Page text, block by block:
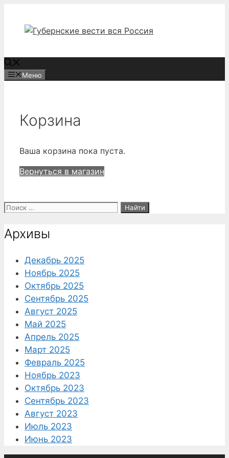
содержимому
Меню
Корзина
Ваша корзина пока пуста.
Вернуться в магазин
Поиск:
Архивы
Декабрь 2025
Ноябрь 2025
Октябрь 2025
Сентябрь 2025
Август 2025
Май 2025
Апрель 2025
Март 2025
Февраль 2025
Ноябрь 2023
Октябрь 2023
Сентябрь 2023
Август 2023
Июль 2023
Июнь 2023